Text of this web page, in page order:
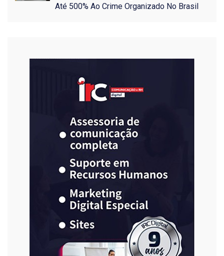
Até 500% Ao Crime Organizado No Brasil